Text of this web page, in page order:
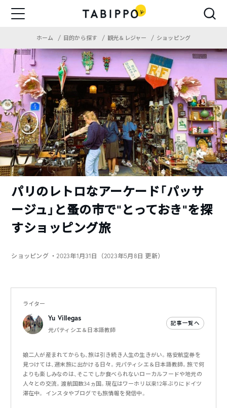
ホーム 目的から探す 観光＆レジャー ショッピング
パリのレトロなアーケード「パッサ
ージュ」と蚤の市で”とっておき”を探
すショッピング旅
ショッピング ・2023年1月31日（2023年5月8日 更新）
ライター
Yu Villegas
元パティシエ＆日本語教師
記事一覧へ
娘二人が産まれてからも、旅は引き続き人生の生きがい。格安航空券を
見つけては、週末旅に出かける日々。元パティシエ＆日本語教師。旅で何
よりも楽しみなのは、そこでしか食べられないローカルフードや地元の
人々との交流。渡航国数34ヵ国。現在はワーホリ以来12年ぶりにドイツ
滞在中。 インスタやブログでも旅情報を発信中。